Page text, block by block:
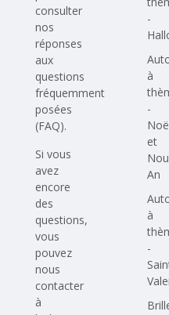
consulter
nos
réponses
aux
questions
fréquemment
posées
(FAQ).
Si vous
avez
encore
des
questions,
vous
pouvez
nous
contacter
à
-
à
-
et
An
à
-